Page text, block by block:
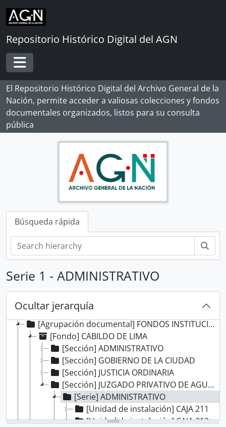
Skip to main content
Repositorio Histórico Digital del AGN
Toggle navigation
El Repositorio Histórico Digital del Archivo General de la
Nación, permite acceder a valiosas colecciones y fondos
documentales organizados, listos para su consulta
pública
Búsqueda rápida
Serie 1 - ADMINISTRATIVO
Ocultar jerarquía
[Record group] ARCHIVO HISTÓRICO
[Agrupación documental] FONDOS INSTITUCIONALES
[Fondo] CABILDO DE LIMA
[Sección] ADMINISTRATIVO
[Sección] GOBIERNO DE LA CIUDAD
[Sección] JUSTICIA ORDINARIA
[Sección] JUZGADO PRIVATIVO DE AGUAS
[Serie] ADMINISTRATIVO
[Unidad de instalación] CAJA 211
[Unidad de instalación] CAJA 212